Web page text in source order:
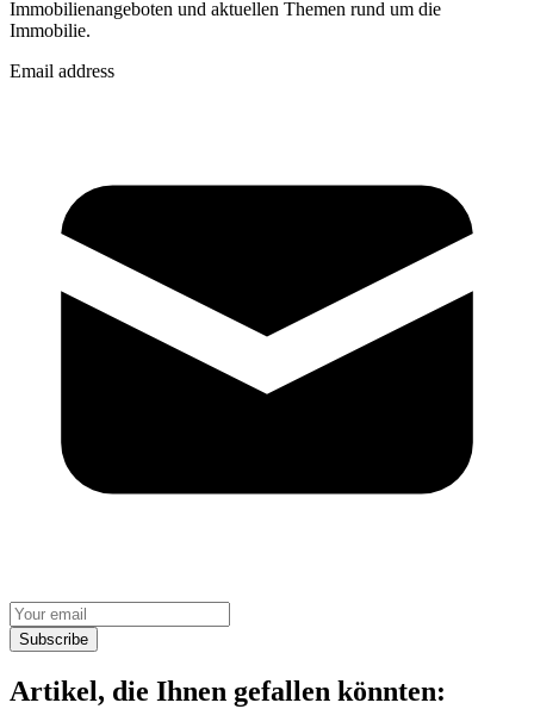
Immobilienangeboten und aktuellen Themen rund um die
Immobilie.
Email address
Subscribe
Artikel, die Ihnen gefallen könnten: